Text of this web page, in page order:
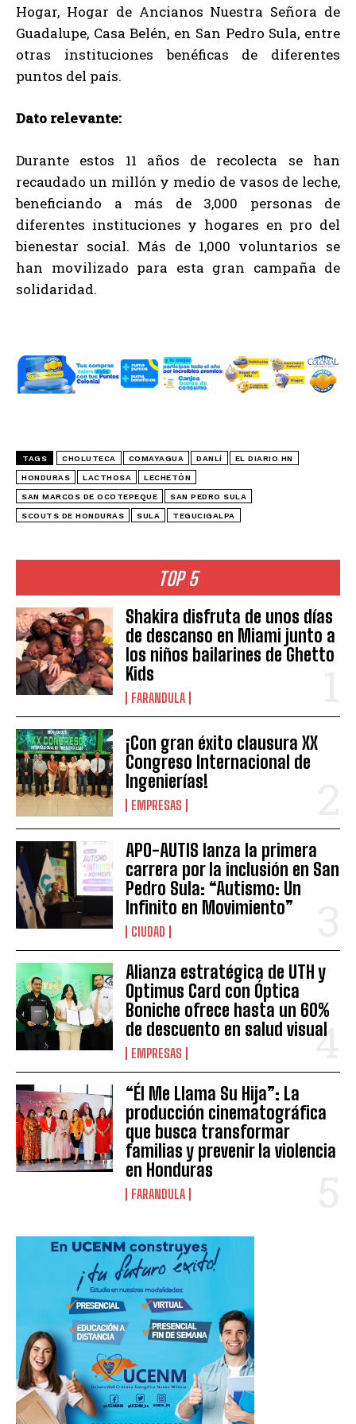
TOP 5
Shakira disfruta de unos días
de descanso en Miami junto a
los niños bailarines de Ghetto
Kids
FARANDULA
¡Con gran éxito clausura XX
Congreso Internacional de
Ingenierías!
EMPRESAS
APO-AUTIS lanza la primera
carrera por la inclusión en San
Pedro Sula: “Autismo: Un
Infinito en Movimiento”
CIUDAD
Alianza estratégica de UTH y
Optimus Card con Óptica
Boniche ofrece hasta un 60%
de descuento en salud visual
EMPRESAS
“Él Me Llama Su Hija”: La
producción cinematográfica
que busca transformar
familias y prevenir la violencia
en Honduras
FARANDULA
Hogar, Hogar de Ancianos Nuestra Señora de
Guadalupe, Casa Belén, en San Pedro Sula, entre
otras instituciones benéficas de diferentes
puntos del país.
Dato relevante:
Durante estos 11 años de recolecta se han
recaudado un millón y medio de vasos de leche,
beneficiando a más de 3,000 personas de
diferentes instituciones y hogares en pro del
bienestar social. Más de 1,000 voluntarios se
han movilizado para esta gran campaña de
solidaridad.
TAGS CHOLUTECA COMAYAGUA DANLÍ EL DIARIO HN
HONDURAS LACTHOSA LECHETÓN
SAN MARCOS DE OCOTEPEQUE SAN PEDRO SULA
SCOUTS DE HONDURAS SULA TEGUCIGALPA